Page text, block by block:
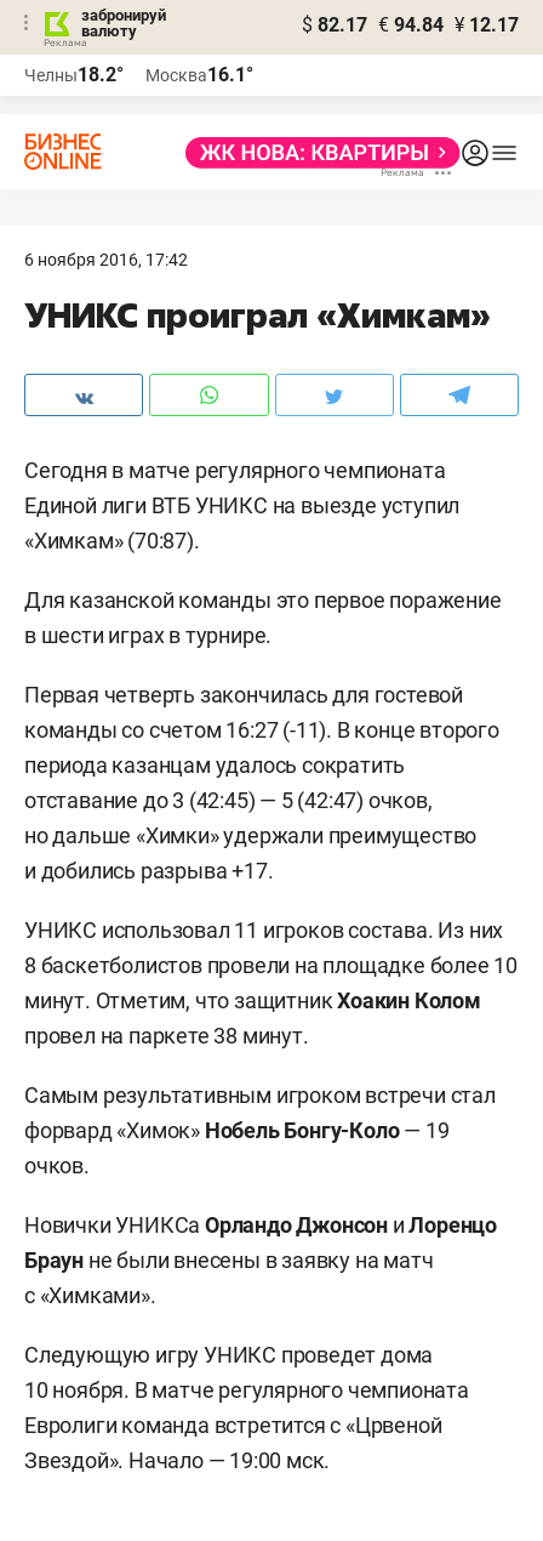
забронируй
валюту
$ 82.17 € 94.84 ¥ 12.17
Челны18.2° Москва16.1°
6 ноября 2016, 17:42
УНИКС проиграл «Химкам»
Сегодня в матче регулярного чемпионата
Единой лиги ВТБ УНИКС на выезде уступил
«Химкам» (70:87).
Для казанской команды это первое поражение
в шести играх в турнире.
Первая четверть закончилась для гостевой
команды со счетом 16:27 (-11). В конце второго
периода казанцам удалось сократить
отставание до 3 (42:45) — 5 (42:47) очков,
но дальше «Химки» удержали преимущество
и добились разрыва +17.
УНИКС использовал 11 игроков состава. Из них
8 баскетболистов провели на площадке более 10
минут. Отметим, что защитникХоакин Колом
провел на паркете 38 минут.
Самым результативным игроком встречи стал
форвард «Химок» Нобель Бонгу-Коло— 19
очков.
Новички УНИКСа Орландо Джонсон иЛоренцо
Браун не были внесены в заявку на матч
с «Химками».
Следующую игру УНИКС проведет дома
10 ноября. В матче регулярного чемпионата
Евролиги команда встретится с «Црвеной
Звездой». Начало — 19:00 мск.